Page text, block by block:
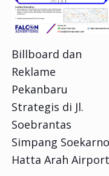
Billboard dan
Reklame
Pekanbaru
Strategis di Jl.
Soebrantas
Simpang Soekarno
Hatta Arah Airport